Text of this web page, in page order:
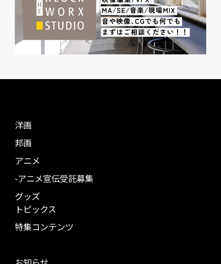
洋画
邦画
アニメ
-アニメ宣伝受託募集
グッズ
トピックス
特集コンテンツ